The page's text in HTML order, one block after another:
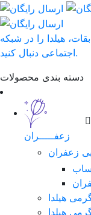
هیلدا را در شبکه
اجتماعی دنبال کنید.
دسته بندی محصولات
زعفـــــران
زعفران
هیلدا
هیلدا